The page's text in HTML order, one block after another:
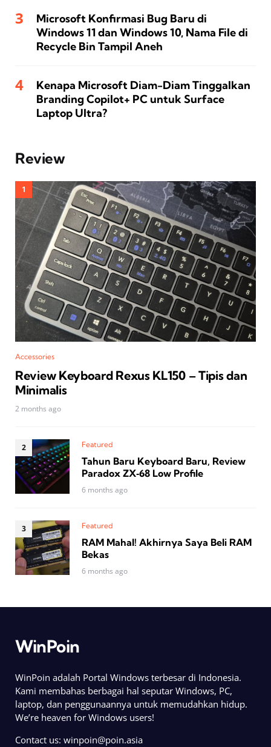
Microsoft Konfirmasi Bug Baru di
Windows 11 dan Windows 10, Nama File di
Recycle Bin Tampil Aneh
Kenapa Microsoft Diam-Diam Tinggalkan
Branding Copilot+ PC untuk Surface
Laptop Ultra?
Review
Accessories
Review Keyboard Rexus KL150 – Tipis dan
Minimalis
2 months ago
Featured
Tahun Baru Keyboard Baru, Review
Paradox ZX‑68 Low Profile
6 months ago
Featured
RAM Mahal! Akhirnya Saya Beli RAM
Bekas
6 months ago
WinPoin
WinPoin adalah Portal Windows terbesar di Indonesia.
Kami membahas berbagai hal seputar Windows, PC,
laptop, dan penggunaannya untuk memudahkan hidup.
We’re heaven for Windows users!
Contact us: winpoin@poin.asia